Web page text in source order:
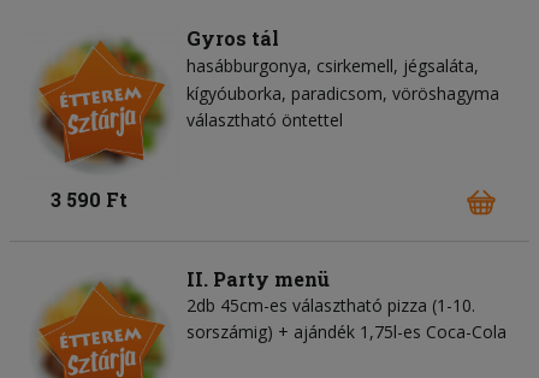
Gyros tál
hasábburgonya csirkemell jégsaláta
kígyóuborka paradicsom vöröshagyma
választható öntettel
3 590 Ft
II. Party menü
2db 45cm-es választható pizza (1-10.
sorszámig) + ajándék 1,75l-es Coca-Cola